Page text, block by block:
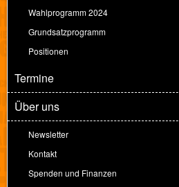
Wahlprogramm 2024
Grundsatzprogramm
Positionen
Termine
Über uns
Newsletter
Kontakt
Spenden und Finanzen